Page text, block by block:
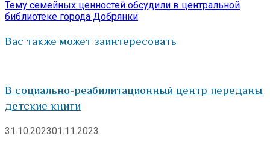
запись:
Тему семейных ценностей обсудили в центральной
библиотеке города Добрянки
Вас также может заинтересовать
В социально-реабилитационный центр переданы
детские книги
31.10.202301.11.2023